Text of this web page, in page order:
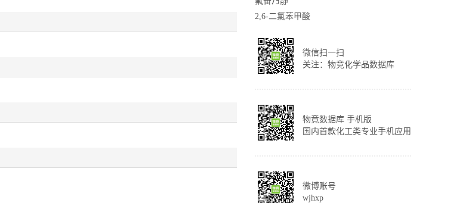
2,6-二氯苯甲酸
微信扫一扫
关注：物竞化学品数据库
物竟数据库 手机版
国内首款化工类专业手机应用
微博账号
wjhxp